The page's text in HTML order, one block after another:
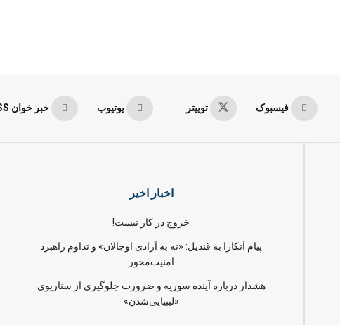
فیسبوک توییتر یوتیوب خبر خوان RSS
اخبار اخیر
خروج در کار نیست!
پیام آنکارا به قندیل: «نه به آزادی اوجالان» و تداوم راهبرد
امنیت‌محور
هشدار درباره آینده سوریه و ضرورت جلوگیری از سناریوی
«لیبیایی‌شدن»